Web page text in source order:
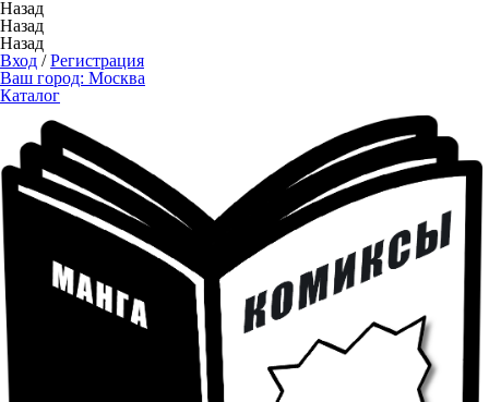
Назад
Назад
Назад
Вход /Регистрация
Ваш город: Москва
Каталог